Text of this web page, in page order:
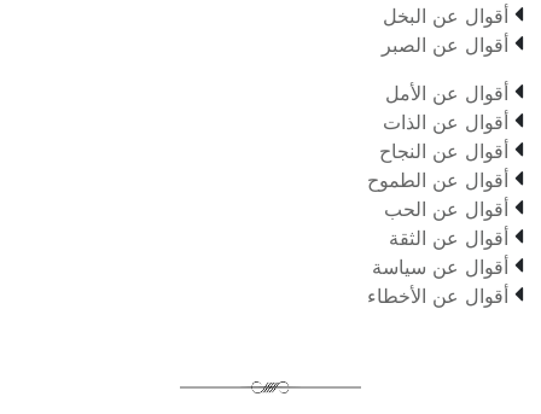
 أقوال عن البخل
 أقوال عن الصبر
 أقوال عن الأمل
 أقوال عن الذات
 أقوال عن النجاح
 أقوال عن الطموح
 أقوال عن الحب
 أقوال عن الثقة
 أقوال عن سياسة
 أقوال عن الأخطاء